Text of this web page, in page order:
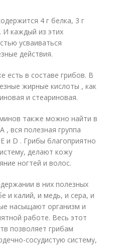
4 г белка, 3 г
И каждый из этих
усваиваться
действия.
есть в составе грибов. В
жирные кислоты , как
и стеариновая.
также можно найти в
, вся полезная группа
и D . Грибы благоприятно
делают кожу
ногтей и волос.
в них полезных
и калий, и медь, и сера, и
насыщают организм и
работе. Весь этот
позволяет грибам
сосудистую систему,